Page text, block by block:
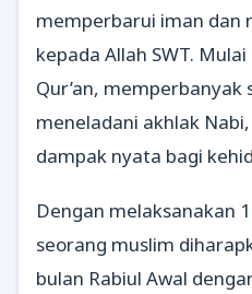
memperbarui iman dan
kepada Allah SWT.
Qur’an, memperbanyak
meneladani akhlak
dampak nyata bagi
Dengan melaksanakan
seorang muslim
bulan Rabiul Awal